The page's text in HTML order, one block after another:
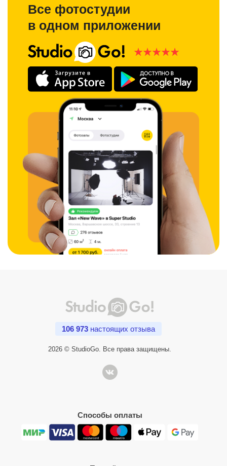
Все фотостудии
в одном приложении
106 973 настоящих отзыва
2026 © StudioGo. Все права защищены.
Способы оплаты